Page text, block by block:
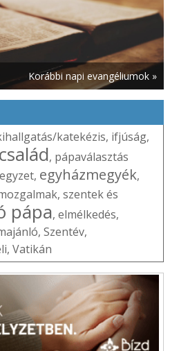
Korábbi napi evangéliumok »
katekézis, ifjúság,
család, pápaválasztás
, egyházmegyék,
, szentek és
pápa, elmélkedés,
, Szentév,
, Vatikán